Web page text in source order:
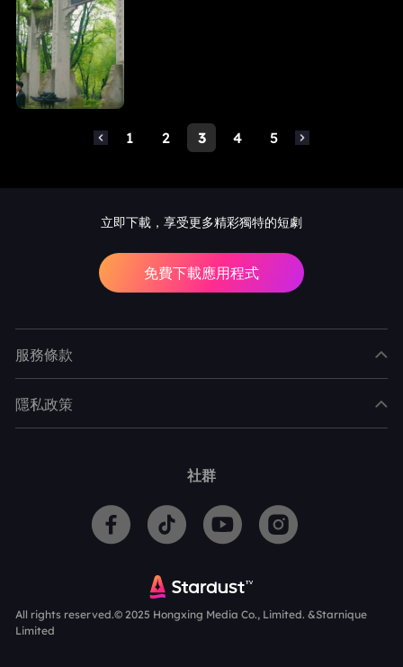
1 2 3 4 5
立即下載，享受更多精彩獨特的短劇
免費下載應用程式
服務條款
隱私政策
社群
All rights reserved.© 2025 Hongxing Media Co., Limited. &Starnique
Limited